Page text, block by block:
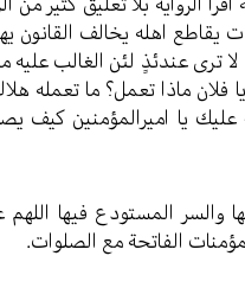
یقاطع اهله یخالف
تری عندئذٍ لئن الغالب
ماذا تعمل؟ ما تعمله
علیك یا امیرالمؤمنین
والسر المستودع فیها
الفاتحة مع الصلوات.